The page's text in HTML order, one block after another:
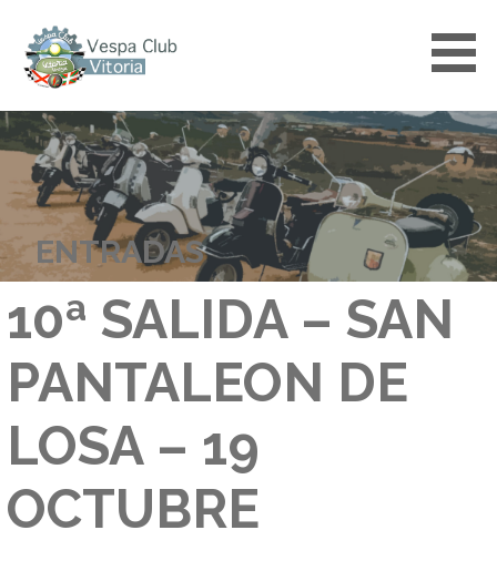
contenido
VESPACLUBVITORIA
ENTRADAS
10ª SALIDA – SAN
PANTALEON DE
LOSA – 19
OCTUBRE